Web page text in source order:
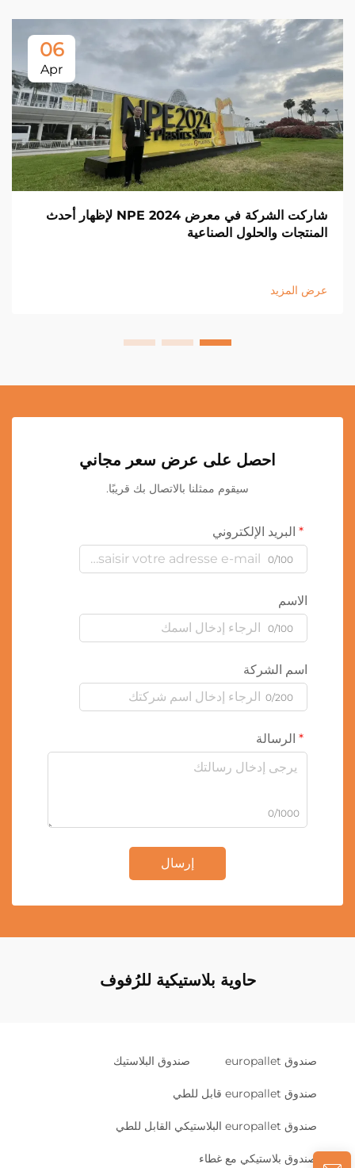
06
Apr
شاركت الشركة في معرض NPE 2024 لإظهار أحدث
المنتجات والحلول الصناعية
عرض المزيد
احصل على عرض سعر مجاني
سيقوم ممثلنا بالاتصال بك قريبًا.
البريد الإلكتروني
0/100
الاسم
0/100
اسم الشركة
0/200
الرسالة
0/1000
إرسال
حاوية بلاستيكية للرُفوف
صندوق europallet صندوق البلاستيك
صندوق europallet قابل للطي
صندوق europallet البلاستيكي القابل للطي
صندوق بلاستيكي مع غطاء